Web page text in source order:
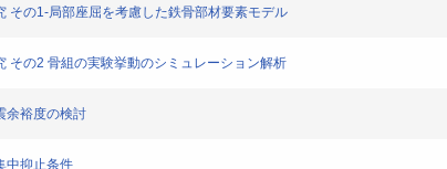
その1-局部座屈を考慮した鉄骨部材要素モデル
その2 骨組の実験挙動のシミュレーション解析
余裕度の検討
中抑止条件